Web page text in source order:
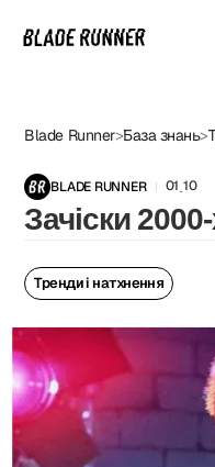
Blade Runner>База знань>
BLADE RUNNER 01 .10
Зачіски
Тренди і натхнення